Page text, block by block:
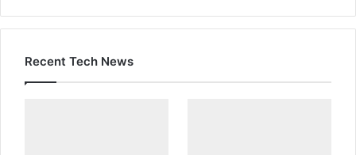
Recent Tech News